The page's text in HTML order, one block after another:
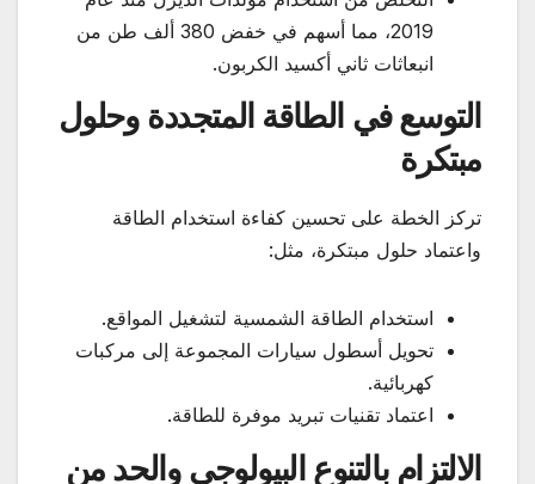
2019، مما أسهم في خفض 380 ألف طن من
انبعاثات ثاني أكسيد الكربون.
التوسع في الطاقة المتجددة وحلول
مبتكرة
تركز الخطة على تحسين كفاءة استخدام الطاقة
واعتماد حلول مبتكرة، مثل:
استخدام الطاقة الشمسية لتشغيل المواقع.
تحويل أسطول سيارات المجموعة إلى مركبات
كهربائية.
اعتماد تقنيات تبريد موفرة للطاقة.
الالتزام بالتنوع البيولوجي والحد من